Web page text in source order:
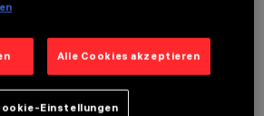
DATEN
Alle Cookies akzeptieren
Einstellungen